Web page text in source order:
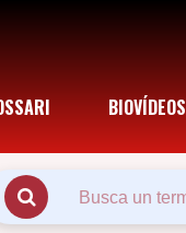
BIOVÍDEOS